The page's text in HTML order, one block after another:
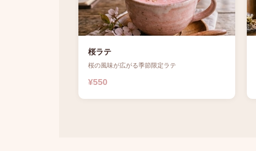
桜ラテ
桜の風味が広がる季節限定ラテ
¥550